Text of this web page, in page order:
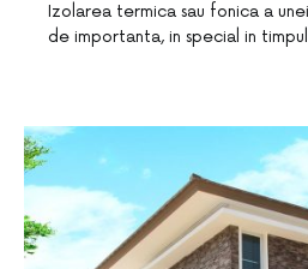
Izolarea termica sau fonica a
de importanta, in special in